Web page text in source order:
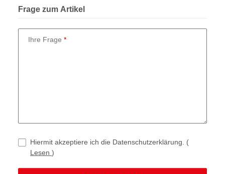
Frage zum Artikel
Ihre Frage
Hiermit akzeptiere ich die Datenschutzerklärung. (
Lesen )